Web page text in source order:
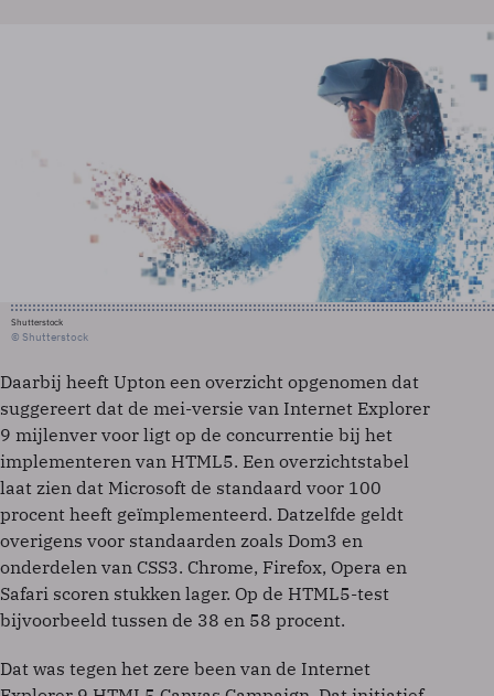
Shutterstock
© Shutterstock
Daarbij heeft Upton een overzicht opgenomen dat
suggereert dat de mei-versie van Internet Explorer
9 mijlenver voor ligt op de concurrentie bij het
implementeren van HTML5. Een overzichtstabel
laat zien dat Microsoft de standaard voor 100
procent heeft geïmplementeerd. Datzelfde geldt
overigens voor standaarden zoals Dom3 en
onderdelen van CSS3. Chrome, Firefox, Opera en
Safari scoren stukken lager. Op de HTML5-test
bijvoorbeeld tussen de 38 en 58 procent.
Dat was tegen het zere been van de Internet